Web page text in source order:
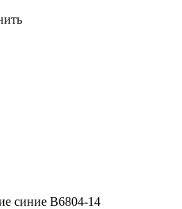
синие B6804-14